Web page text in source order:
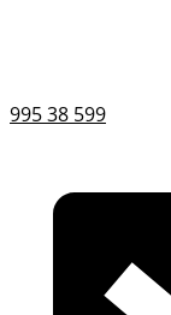
995 38 599